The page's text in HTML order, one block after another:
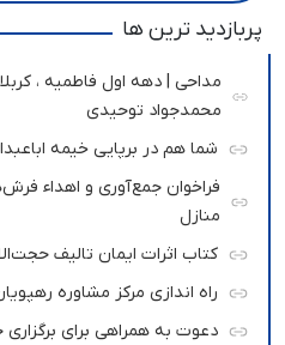
پربازدید ترین ها
مداحی | دهه اول فاطمیه ،
محمدجواد توحیدی
شما هم در برپایی خیمه
فراخوان جمع‌آوری و اهداء
منازل
کتاب اثرات ایمان تالیف
راه اندازی مرکز مشاوره
دعوت به همراهی برای